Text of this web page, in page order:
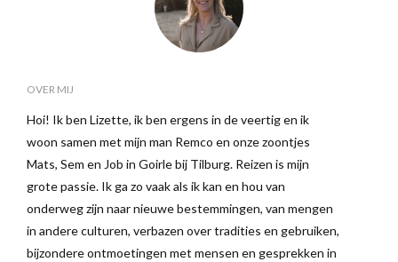
OVER MIJ
Hoi! Ik ben Lizette, ik ben ergens in de veertig en ik
woon samen met mijn man Remco en onze zoontjes
Mats, Sem en Job in Goirle bij Tilburg. Reizen is mijn
grote passie. Ik ga zo vaak als ik kan en hou van
onderweg zijn naar nieuwe bestemmingen, van mengen
in andere culturen, verbazen over tradities en gebruiken,
bijzondere ontmoetingen met mensen en gesprekken in